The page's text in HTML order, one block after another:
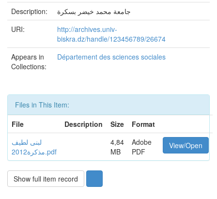
Description:
جامعة محمد خيضر بسكرة
URI:
http://archives.univ-
biskra.dz/handle/123456789/26674
Appears in
Collections:
Département des sciences sociales
Files in This Item:
File
Description Size
Format
لبنى لطيف
مذكرة2012.pdf
4,84
MB
Adobe
PDF
View/Open
Show full item record